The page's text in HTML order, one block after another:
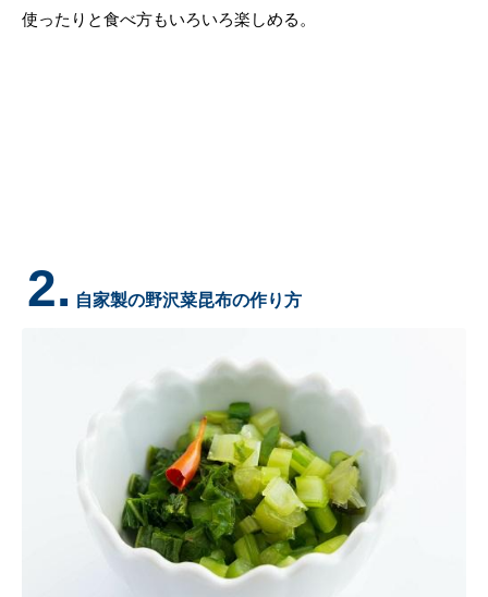
使ったりと食べ方もいろいろ楽しめる。
2. 自家製の野沢菜昆布の作り方